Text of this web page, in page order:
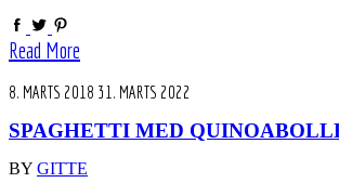
Read More
8. MARTS 2018 31. MARTS 2022
SPAGHETTI MED
BY GITTE